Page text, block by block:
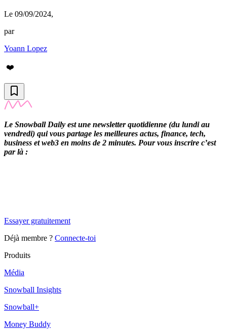
Le 09/09/2024,
par
Yoann Lopez
❤️
Le Snowball Daily est une newsletter quotidienne (du lundi au
vendredi) qui vous partage les meilleures actus, finance, tech,
business et web3 en moins de 2 minutes. Pour vous inscrire c’est
par là :
Essayer gratuitement
Déjà membre ? Connecte-toi
Produits
Média
Snowball Insights
Snowball+
Money Buddy